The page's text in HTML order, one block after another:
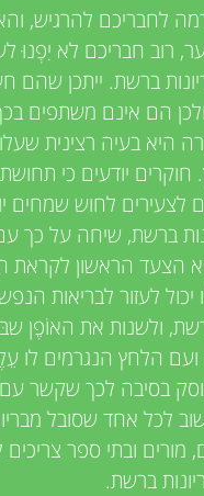
גרמה לחבריכם להרגיש,
רוב חבריכם לא יִפְנוּ
ברשת. ייתכן
ולכן הם אינם משתפים
היא בעיה רצינית
חוקרים יודעים כי
לצעירים לחוש שמחים
ברשת, שיחה על כך
הצעד הראשון לקראת
יכול לעזור לבריאות
ולשנות את האוֹפֶן
הלחץ הנגרמים לו
בסיבה לכך שקשר
לכל אחד שסובל
מורים ובתי ספר צריכים
ברשת.